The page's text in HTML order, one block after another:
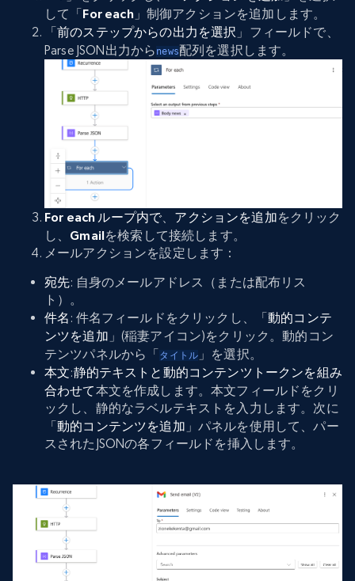
して「For each」制御アクションを追加します。
「前のステップからの出力を選択 」フィールドで、
Parse JSON出力から news配列を選択します。
For each ループ内で、 アクションを追加をクリック
し、 Gmailを検索して接続します。
メールアクションを設定します：
宛先: 自身のメールアドレス（または配布リス
ト）。
件名 : 件名フィールドをクリックし、「動的コンテ
ンツを追加 」(稲妻アイコン)をクリック。動的コン
テンツパネルから「タイトル 」を選択。
本文:静的テキストと動的コンテンツトークンを組み
合わせて本文を作成します。本文フィールドをクリ
ックし、静的なラベルテキストを入力します。次に
「動的コンテンツを追加 」パネルを使用して、パー
スされたJSONの各フィールドを挿入します。